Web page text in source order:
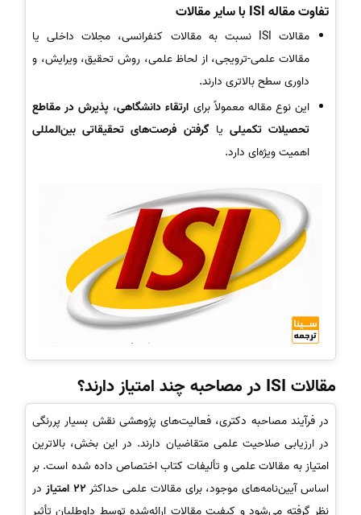
تفاوت مقاله ISI با سایر مقالات
مقالات ISI نسبت به مقالات کنفرانسی، مجلات داخلی یا
مقالات علمی-ترویجی، از لحاظ علمی، روش تحقیق، ویرایش، و
داوری سطح بالاتری دارند.
این نوع مقاله معمولاً برای ارتقاء دانشگاهی، پذیرش در مقاطع
تحصیلات تکمیلی یا گرفتن فرصت‌های تحقیقاتی بین‌المللی
اهمیت ویژه‌ای دارد.
مقالات ISI در مصاحبه چند امتیاز دارند؟
در فرآیند مصاحبه دکتری، فعالیت‌های پژوهشی نقش بسیار پررنگی
در ارزیابی صلاحیت علمی متقاضیان دارند. در این بخش، بالاترین
امتیاز به مقالات علمی و تألیفات کتاب اختصاص داده شده است. بر
اساس آیین‌نامه‌های موجود، برای مقالات علمی حداکثر 22 امتیاز
در